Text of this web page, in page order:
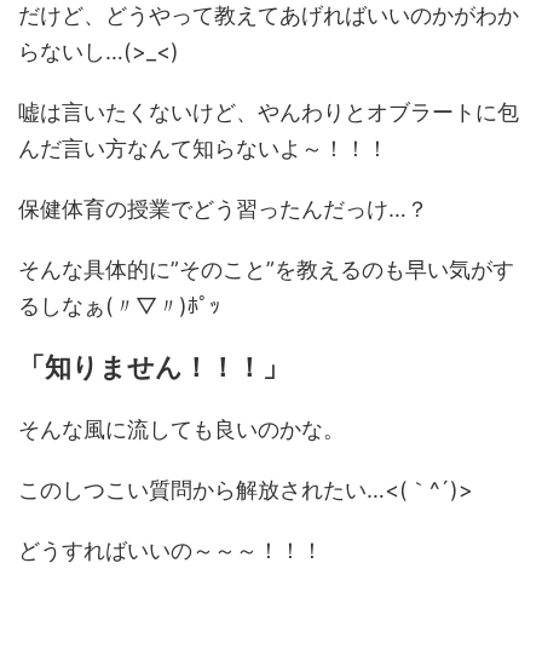
だけど、どうやって教えてあげればいいのかがわか
らないし…(>_<)
嘘は言いたくないけど、やんわりとオブラートに包
んだ言い方なんて知らないよ～！！！
保健体育の授業でどう習ったんだっけ…？
そんな具体的に”そのこと”を教えるのも早い気がす
るしなぁ(〃▽〃)ﾎﾟｯ
「知りません！！！」
そんな風に流しても良いのかな。
このしつこい質問から解放されたい…<(｀^´)>
どうすればいいの～～～！！！